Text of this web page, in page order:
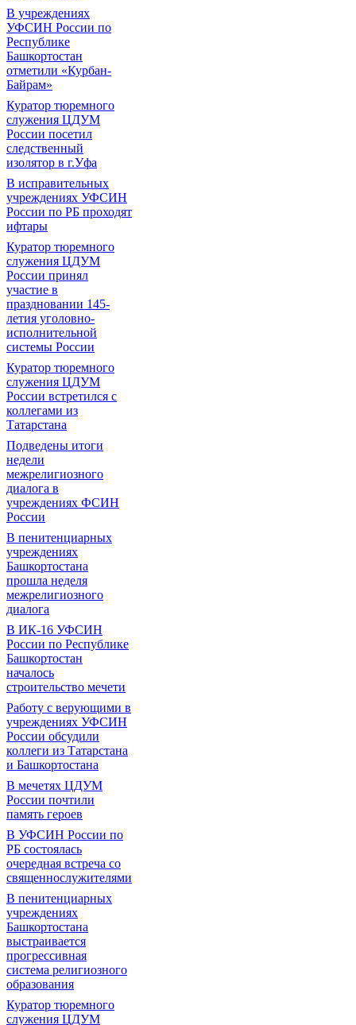
В учреждениях
УФСИН России по
Республике
Башкортостан
отметили «Курбан-
Байрам»
Куратор тюремного
служения ЦДУМ
России посетил
следственный
изолятор в г.Уфа
В исправительных
учреждениях УФСИН
России по РБ проходят
ифтары
Куратор тюремного
служения ЦДУМ
России принял
участие в
праздновании 145-
летия уголовно-
исполнительной
системы России
Куратор тюремного
служения ЦДУМ
России встретился с
коллегами из
Татарстана
Подведены итоги
недели
межрелигиозного
диалога в
учреждениях ФСИН
России
В пенитенциарных
учреждениях
Башкортостана
прошла неделя
межрелигиозного
диалога
В ИК-16 УФСИН
России по Республике
Башкортостан
началось
строительство мечети
Работу с верующими в
учреждениях УФСИН
России обсудили
коллеги из Татарстана
и Башкортостана
В мечетях ЦДУМ
России почтили
память героев
В УФСИН России по
РБ состоялась
очередная встреча со
священнослужителями
В пенитенциарных
учреждениях
Башкортостана
выстраивается
прогрессивная
система религиозного
образования
Куратор тюремного
служения ЦДУМ